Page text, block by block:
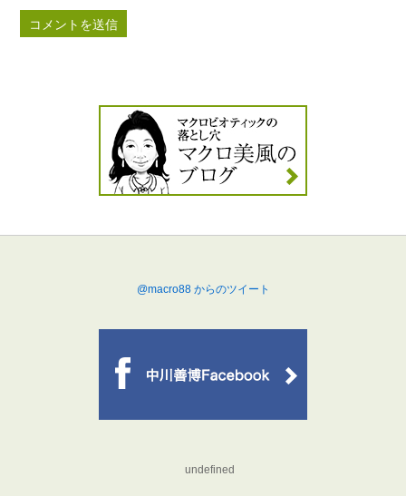
@macro88 からのツイート
undefined